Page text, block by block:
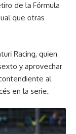
de la Fórmula
que otras
Racing, quien
y aprovechar
al
en la serie.